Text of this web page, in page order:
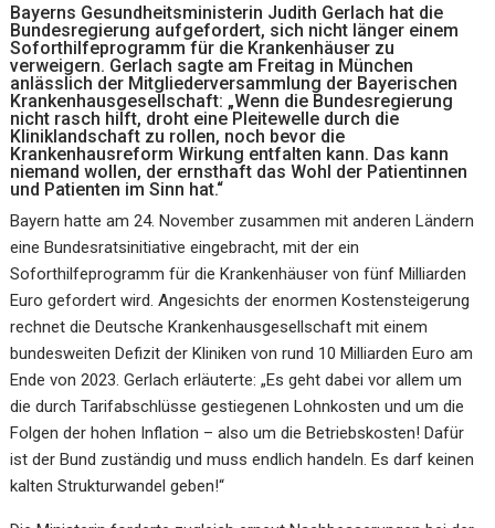
Bayerns Gesundheitsministerin Judith Gerlach hat die
Bundesregierung aufgefordert, sich nicht länger einem
Soforthilfeprogramm für die Krankenhäuser zu
verweigern. Gerlach sagte am Freitag in München
anlässlich der Mitgliederversammlung der Bayerischen
Krankenhausgesellschaft: „Wenn die Bundesregierung
nicht rasch hilft, droht eine Pleitewelle durch die
Kliniklandschaft zu rollen, noch bevor die
Krankenhausreform Wirkung entfalten kann. Das kann
niemand wollen, der ernsthaft das Wohl der Patientinnen
und Patienten im Sinn hat.“
Bayern hatte am 24. November zusammen mit anderen Ländern
eine Bundesratsinitiative eingebracht, mit der ein
Soforthilfeprogramm für die Krankenhäuser von fünf Milliarden
Euro gefordert wird. Angesichts der enormen Kostensteigerung
rechnet die Deutsche Krankenhausgesellschaft mit einem
bundesweiten Defizit der Kliniken von rund 10 Milliarden Euro am
Ende von 2023. Gerlach erläuterte: „Es geht dabei vor allem um
die durch Tarifabschlüsse gestiegenen Lohnkosten und um die
Folgen der hohen Inflation – also um die Betriebskosten! Dafür
ist der Bund zuständig und muss endlich handeln. Es darf keinen
kalten Strukturwandel geben!“